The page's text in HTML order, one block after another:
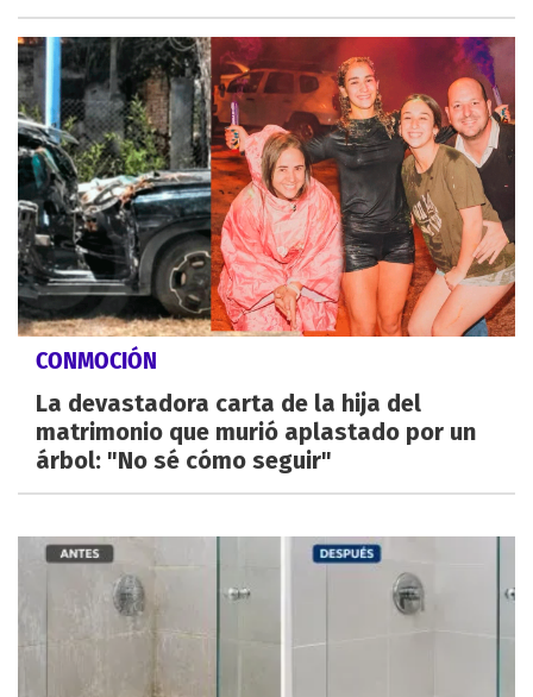
CONMOCIÓN
La devastadora carta de la hija del
matrimonio que murió aplastado por un
árbol: "No sé cómo seguir"